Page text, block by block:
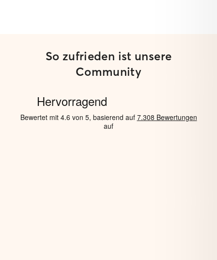
So zufrieden ist unsere
Community